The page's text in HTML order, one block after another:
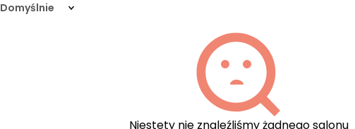
Domyślnie
Niestety nie znaleźliśmy żadnego salonu